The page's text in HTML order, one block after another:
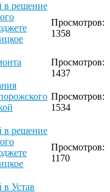
в решение
Просмотров:
1358
Просмотров:
1437
Просмотров:
1534
в решение
Просмотров:
1170
Устав